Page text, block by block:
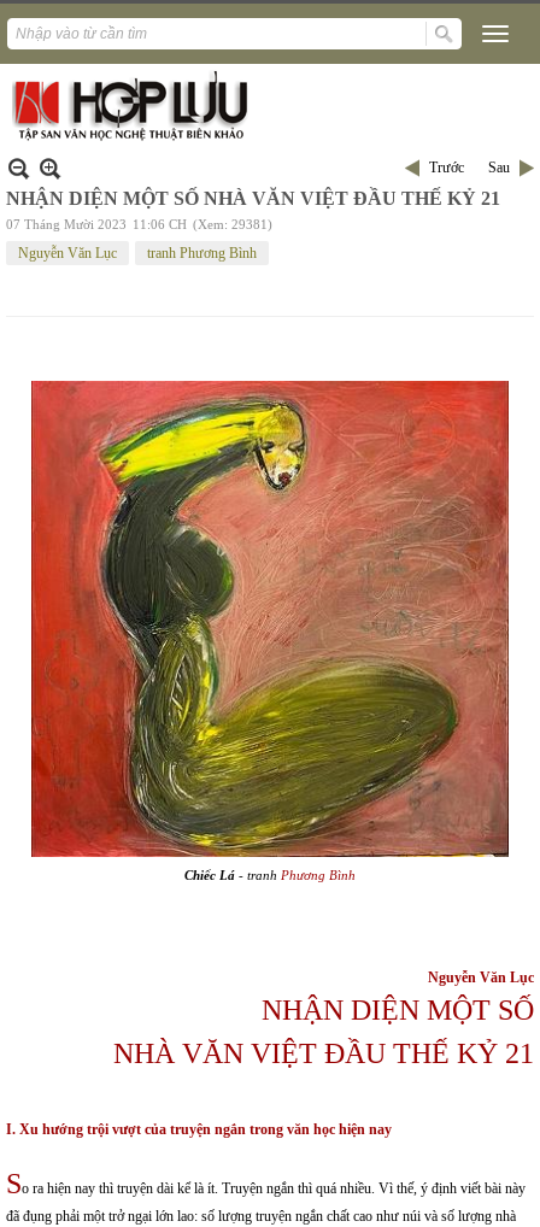
Trước Sau
NHẬN DIỆN MỘT SỐ NHÀ VĂN VIỆT ĐẦU THẾ KỶ 21
07 Tháng Mười 2023 11:06 CH (Xem: 29381)
Nguyễn Văn Lục tranh Phương Bình
Chiếc Lá - tranh Phương Bình
Nguyễn Văn Lục
NHẬN DIỆN MỘT SỐ
NHÀ VĂN VIỆT ĐẦU THẾ KỶ 21
I. Xu hướng trội vượt của truyện ngắn trong văn học hiện nay
So ra hiện nay thì truyện dài kể là ít. Truyện ngắn thì quá nhiều. Vì thế, ý định viết bài này
đã đụng phải một trở ngại lớn lao: số lượng truyện ngắn chất cao như núi và số lượng nhà